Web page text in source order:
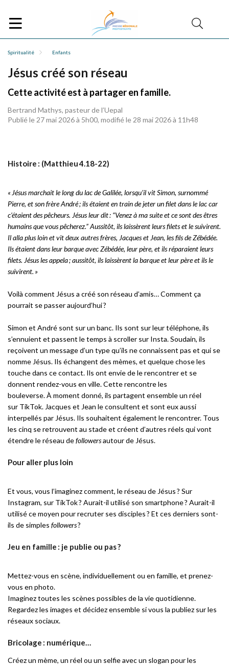
Spiritualité Enfants
Jésus créé son réseau
Cette activité est à partager en famille.
Bertrand Mathys, pasteur de l’Uepal
Publié le 27 mai 2026 à 5h00, modifié le 28 mai 2026 à 11h48
Histoire : (Matthieu 4.18-22)
« Jésus marchait le long du lac de Galilée, lorsqu’il vit Simon, surnommé
Pierre, et son frère André ; ils étaient en train de jeter un filet dans le lac car
c’étaient des pêcheurs. Jésus leur dit : “Venez à ma suite et ce sont des êtres
humains que vous pêcherez.” Aussitôt, ils laissèrent leurs filets et le suivirent.
Il alla plus loin et vit deux autres frères, Jacques et Jean, les fils de Zébédée.
Ils étaient dans leur barque avec Zébédée, leur père, et ils réparaient leurs
filets. Jésus les appela ; aussitôt, ils laissèrent la barque et leur père et ils le
suivirent. »
Voilà comment Jésus a créé son réseau d’amis…Comment ça
pourrait se passer aujourd’hui ?
Simon et André sont sur un banc. Ils sont sur leur téléphone, ils
s’ennuient et passent le temps à scroller sur Insta. Soudain, ils
reçoivent un message d’un type qu’ils ne connaissent pas et qui se
nomme Jésus. Ils échangent des mèmes, et quelque chose les
touche dans ce contact. Ils ont envie de le rencontrer et se
donnent rendez-vous en ville. Cette rencontre les
bouleverse. À moment donné, ils partagent ensemble un réel
sur TikTok. Jacques et Jean le consultent et sont eux aussi
interpellés par Jésus. Ils souhaitent également le rencontrer. Tous
les cinq se retrouvent au stade et créent d’autres réels qui vont
étendre le réseau defollowersautour de Jésus.
Pour aller plus loin
Et vous, vous l’imaginez comment, le réseau de Jésus ? Sur
Instagram, sur TikTok ? Aurait-il utilisé son smartphone ? Aurait-il
utilisé ce moyen pour recruter ses disciples ? Et ces derniers sont-
ils de simples followers?
Jeu en famille : je publie ou pas ?
Mettez-vous en scène, individuellement ou en famille, et prenez-
vous en photo.
Imaginez toutes les scènes possibles de la vie quotidienne.
Regardez les images et décidez ensemble si vous la publiez sur les
réseaux sociaux.
Bricolage : numérique…
Créez un mème, un réel ou un selfie avec un slogan pour les